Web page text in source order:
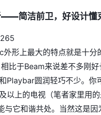
——简洁前卫，好设计懂
外形上最大的特点就是十分
相比于Beam来说差不多刚
Playbar圆润轻巧不少。你
以上的电视（笔者家里用
与它和谐共处。当然这是因